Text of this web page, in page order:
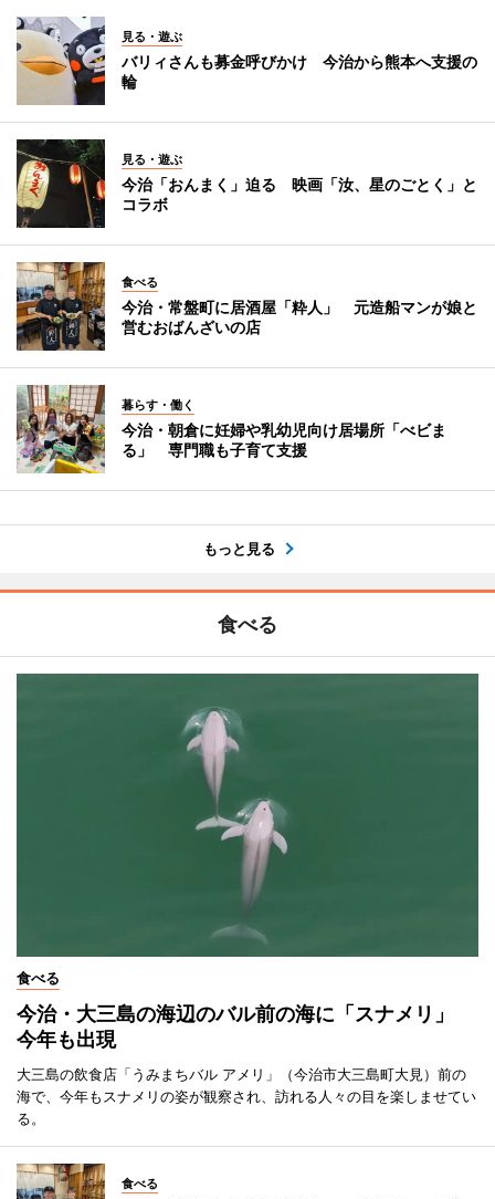
見る・遊ぶ
バリィさんも募金呼びかけ 今治から熊本へ支援の
輪
見る・遊ぶ
今治「おんまく」迫る 映画「汝、星のごとく」と
コラボ
食べる
今治・常盤町に居酒屋「粋人」 元造船マンが娘と
営むおばんざいの店
暮らす・働く
今治・朝倉に妊婦や乳幼児向け居場所「べビま
る」 専門職も子育て支援
もっと見る
食べる
食べる
今治・大三島の海辺のバル前の海に「スナメリ」
今年も出現
大三島の飲食店「うみまちバル アメリ」（今治市大三島町大見）前の
海で、今年もスナメリの姿が観察され、訪れる人々の目を楽しませてい
る。
食べる